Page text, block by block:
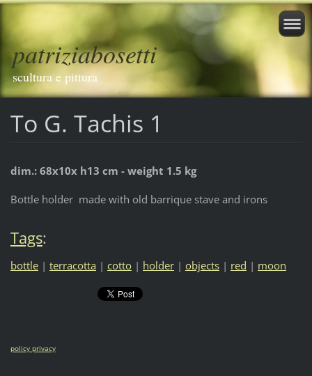
patriziabosetti
scultura e pittura
To G. Tachis 1
dim.: 68x10x h13 cm - weight 1.5 kg
Bottle holder made with old barrique stave and irons
Tags:
bottle | terracotta | cotto | holder | objects | red | moon
policy privacy